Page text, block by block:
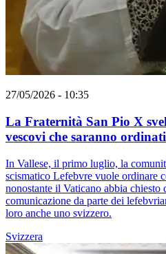
27/05/2026 - 10:35
La Fraternità San Pio X
vescovi che saranno
In Vallese, il primo luglio, la
scismatico Lefebvre vuole ordinare
nonostante il Vaticano abbia chiesto
comunicazione da parte dei
loro anche uno svizzero.
Svizzera